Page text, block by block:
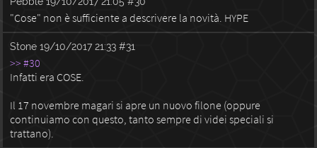
"Cose" non è sufficiente a descrivere la novità. HYPE
Stone 19/10/2017 21:33 #31
>> #30
Infatti era COSE.
Il 17 novembre magari si apre un nuovo filone (oppure
continuiamo con questo, tanto sempre di videi speciali si
trattano).